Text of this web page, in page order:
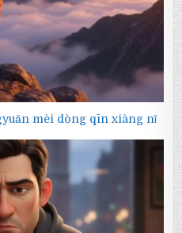
mèi dòng qīn xiàng nǐ